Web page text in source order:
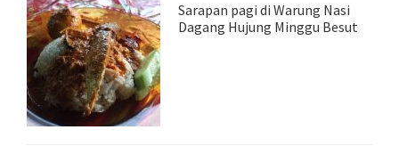
Sarapan pagi di Warung Nasi
Dagang Hujung Minggu Besut